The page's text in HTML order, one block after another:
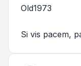
Old1973
Si vis pacem,